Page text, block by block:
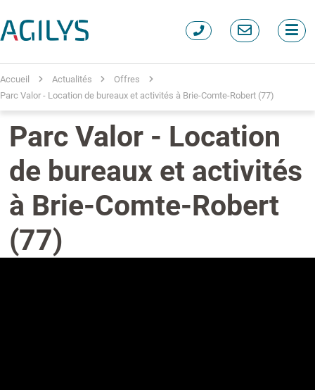
Accueil Actualités
Offres
Parc Valor - Location de bureaux et activités à Brie-Comte-Robert (77)
Parc Valor - Location
de bureaux et activités
à Brie-Comte-Robert
(77)